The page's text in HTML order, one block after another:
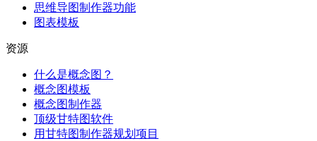
思维导图制作器功能
图表模板
资源
什么是概念图？
概念图模板
概念图制作器
顶级甘特图软件
用甘特图制作器规划项目